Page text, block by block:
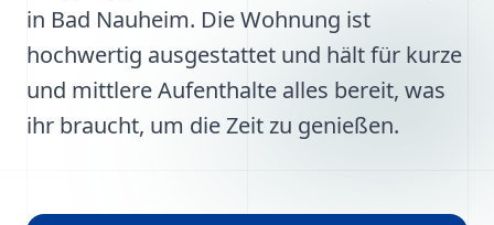
in Bad Nauheim. Die Wohnung ist
hochwertig ausgestattet und hält für kurze
und mittlere Aufenthalte alles bereit, was
ihr braucht, um die Zeit zu genießen.